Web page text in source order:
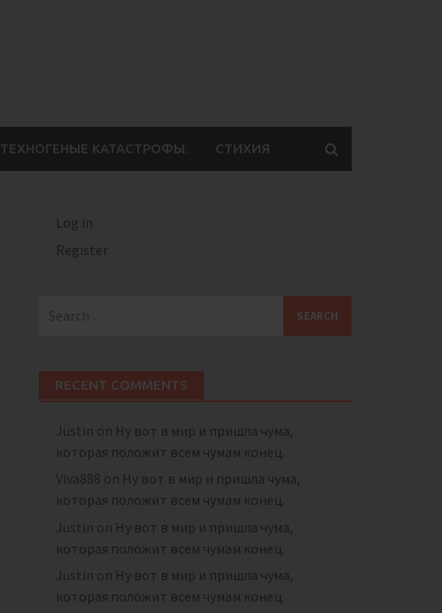
ТЕХНОГЕНЫЕ КАТАСТРОФЫ. СТИХИЯ
Log in
Register
for:
RECENT COMMENTS
Justin on Ну вот в мир и пришла чума,
которая положит всем чумам конец.
Viva888 on Ну вот в мир и пришла чума,
которая положит всем чумам конец.
Justin on Ну вот в мир и пришла чума,
которая положит всем чумам конец.
Justin on Ну вот в мир и пришла чума,
которая положит всем чумам конец.